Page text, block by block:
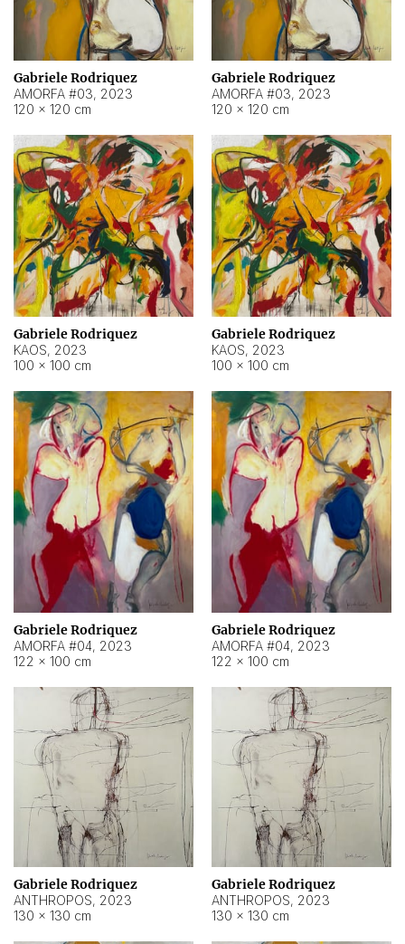
Gabriele Rodriquez
AMORFA #03, 2023
120 × 120 cm
Gabriele Rodriquez
AMORFA #03, 2023
120 × 120 cm
Gabriele Rodriquez
KAOS, 2023
100 × 100 cm
Gabriele Rodriquez
KAOS, 2023
100 × 100 cm
Gabriele Rodriquez
AMORFA #04, 2023
122 × 100 cm
Gabriele Rodriquez
AMORFA #04, 2023
122 × 100 cm
Gabriele Rodriquez
ANTHROPOS, 2023
130 × 130 cm
Gabriele Rodriquez
ANTHROPOS, 2023
130 × 130 cm